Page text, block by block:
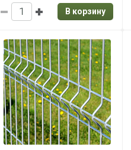
В корзину